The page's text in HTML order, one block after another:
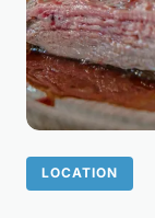
LOCATION